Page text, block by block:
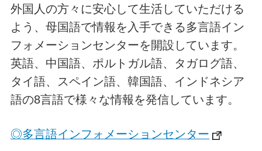
外国人の方々に安心して生活していただける
よう、母国語で情報を入手できる多言語イン
フォメーションセンターを開設しています。
英語、中国語、ポルトガル語、タガログ語、
タイ語、スペイン語、韓国語、インドネシア
語の8言語で様々な情報を発信しています。
◎多言語インフォメーションセンター